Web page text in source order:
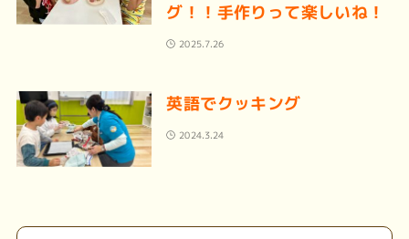
グ！！手作りって楽しいね！
2025.7.26
英語でクッキング
2024.3.24